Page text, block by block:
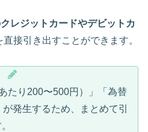
レジットカードやデビットカ
接引き出すことができます。
たり200〜500円）」「為替
発生するため、まとめて引